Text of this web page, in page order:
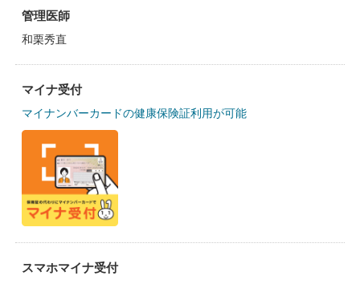
管理医師
和栗秀直
マイナ受付
マイナンバーカードの健康保険証利用が可能
スマホマイナ受付